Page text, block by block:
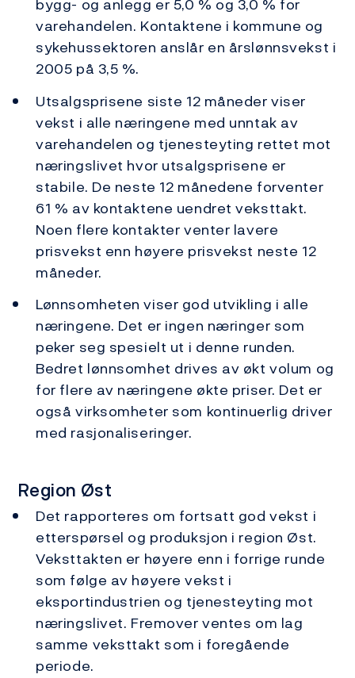
bygg- og anlegg er 5,0 % og 3,0 % for
varehandelen. Kontaktene i kommune og
sykehussektoren anslår en årslønnsvekst i
2005 på 3,5 %.
Utsalgsprisene siste 12 måneder viser
vekst i alle næringene med unntak av
varehandelen og tjenesteyting rettet mot
næringslivet hvor utsalgsprisene er
stabile. De neste 12 månedene forventer
61 % av kontaktene uendret veksttakt.
Noen flere kontakter venter lavere
prisvekst enn høyere prisvekst neste 12
måneder.
Lønnsomheten viser god utvikling i alle
næringene. Det er ingen næringer som
peker seg spesielt ut i denne runden.
Bedret lønnsomhet drives av økt volum og
for flere av næringene økte priser. Det er
også virksomheter som kontinuerlig driver
med rasjonaliseringer.
Region Øst
Det rapporteres om fortsatt god vekst i
etterspørsel og produksjon i region Øst.
Veksttakten er høyere enn i forrige runde
som følge av høyere vekst i
eksportindustrien og tjenesteyting mot
næringslivet. Fremover ventes om lag
samme veksttakt som i foregående
periode.